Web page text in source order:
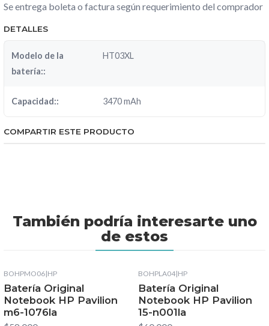
Se entrega boleta o factura según requerimiento del comprador
DETALLES
Modelo de la
batería::
HT03XL
Capacidad:: 3470 mAh
COMPARTIR ESTE PRODUCTO
También podría interesarte uno
de estos
BOHPMO06|HP
Batería Original
Notebook HP Pavilion
m6-1076la
BOHPLA04|HP
Batería Original
Notebook HP Pavilion
15-n001la